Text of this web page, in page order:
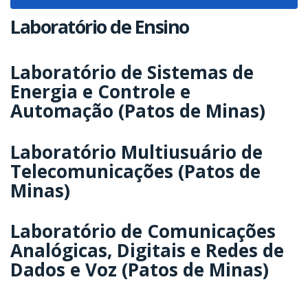
Laboratório de Ensino
Laboratório de Sistemas de
Energia e Controle e
Automação (Patos de Minas)
Laboratório Multiusuário de
Telecomunicações (Patos de
Minas)
Laboratório de Comunicações
Analógicas, Digitais e Redes de
Dados e Voz (Patos de Minas)